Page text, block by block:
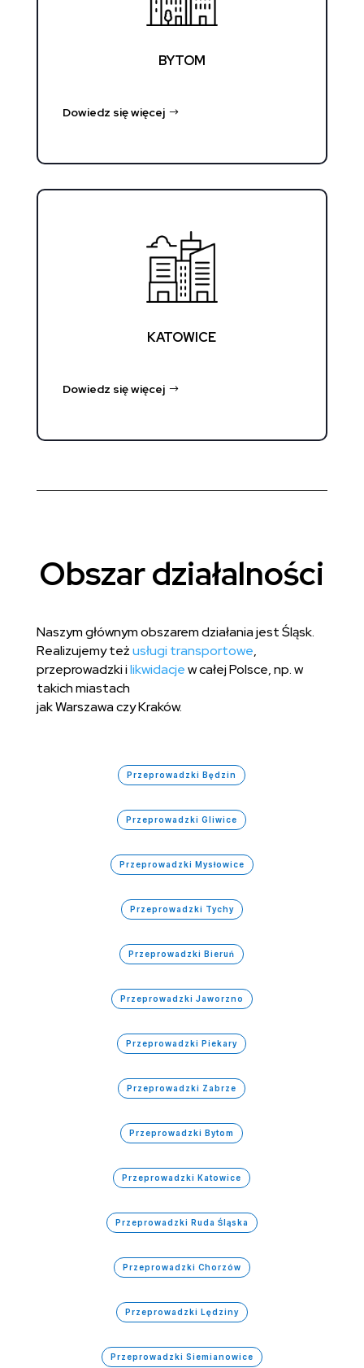
BYTOM
Dowiedz się więcej
KATOWICE
Dowiedz się więcej
Obszar działalności
Naszym głównym obszarem działania jest Śląsk.
Realizujemy teżusługi transportowe,
przeprowadzki ilikwidacjew całej Polsce, np. w
takich miastach
jak Warszawa czy Kraków.
Przeprowadzki Będzin
Przeprowadzki Gliwice
Przeprowadzki Mysłowice
Przeprowadzki Tychy
Przeprowadzki Bieruń
Przeprowadzki Jaworzno
Przeprowadzki Piekary
Przeprowadzki Zabrze
Przeprowadzki Bytom
Przeprowadzki Katowice
Przeprowadzki Ruda Śląska
Przeprowadzki Chorzów
Przeprowadzki Lędziny
Przeprowadzki Siemianowice